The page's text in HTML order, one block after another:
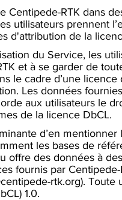
Centipede-RTK dans
utilisateurs prennent
d'attribution de la
du Service, les
et à se garder de
le cadre d’une
Les données
aux utilisateurs
de la licence DbCL.​
d’en
les bases de
offre des données à
fournis par
rtk.org). Toute
1.0.